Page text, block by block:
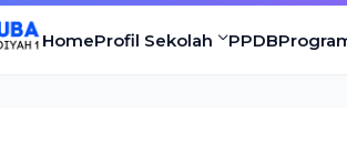
HomeProfil Sekolah PPDB